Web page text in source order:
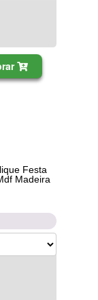
Festa
Madeira